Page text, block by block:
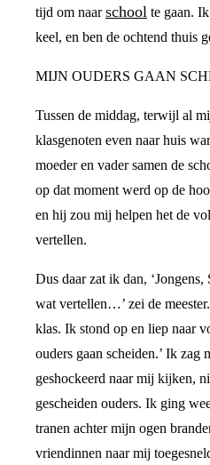
tijd om naarschool te gaan.
keel, en ben de ochtend thuis
MIJN OUDERS GAAN
Tussen de middag, terwijl al
klasgenoten even naar huis
moeder en vader samen de
op dat moment werd op de
en hij zou mij helpen het de
vertellen.
Dus daar zat ik dan,
wat vertellen…’ zei de
klas. Ik stond op en liep naar
ouders gaan scheiden.’ Ik zag
geshockeerd naar mij kijken,
gescheiden ouders. Ik ging
tranen achter mijn ogen
vriendinnen naar mij